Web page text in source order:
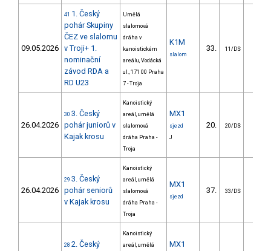
09.05.2026
41 1. Český
pohár Skupiny
ČEZ ve slalomu
v Troji+ 1.
nominační
závod RDA a
RD U23
Umělá
slalomová
dráha v
kanoistickém
areálu, Vodácká
ul., 171 00 Praha
7 - Troja
K1M
slalom
33. 11/DS
26.04.2026
30 3. Český
pohár juniorů v
Kajak krosu
Kanoistický
areál, umělá
slalomová
dráha Praha -
Troja
MX1
sjezd
J
20. 20/DS
26.04.2026
29 3. Český
pohár seniorů
v Kajak krosu
Kanoistický
areál, umělá
slalomová
dráha Praha -
Troja
MX1
sjezd
37. 33/DS
28 2. Český
Kanoistický
areál, umělá
MX1